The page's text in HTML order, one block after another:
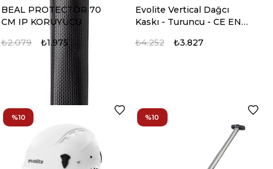
₺1.425 ₺1.425
₺9.024
₺9.499 ₺3.472
₺3.858
BEAL PROTECTOR 70
CM IP KORUYUCU
₺1.975
₺2.079
Evolite Vertical Dağcı
Kaskı - Turuncu - CE EN
₺3.827
₺4.252
%10 %10